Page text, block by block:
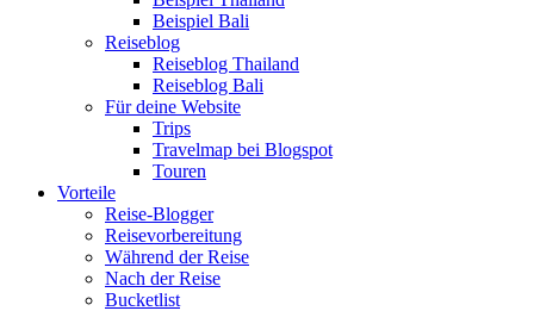
Beispiel Bali
Reiseblog
Reiseblog Thailand
Reiseblog Bali
Für deine Website
Trips
Travelmap bei Blogspot
Touren
Vorteile
Reise-Blogger
Reisevorbereitung
Während der Reise
Nach der Reise
Bucketlist